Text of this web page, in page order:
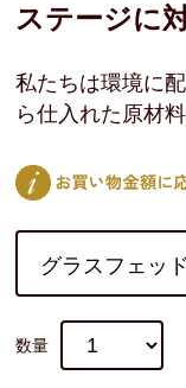
ステージに
私たちは環境に
ら仕入れた原材
数量